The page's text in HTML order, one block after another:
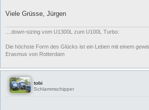
Viele Grüsse, Jürgen
....down-sizing vom U1300L zum U100L Turbo:
Die höchste Form des Glücks ist ein Leben mit einem
Erasmus von Rotterdam
tobi
Schlammschipper